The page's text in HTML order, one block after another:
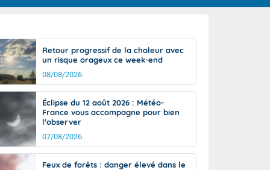
de
Phénomènes dangereux de J+2 à J+7
Avertissement pluies intenses à l'échelle
des communes (Apic)
Bulletins Marine
Bulletins d'estimation du risque
d'avalanche
Météo des forêts
Vigicrues
Retour progressif de la chaleur avec
un risque orageux ce week-end
08/08/2026
Éclipse du 12 août 2026 : Météo-
France vous accompagne pour bien
l'observer
07/08/2026
Feux de forêts : danger élevé dans le